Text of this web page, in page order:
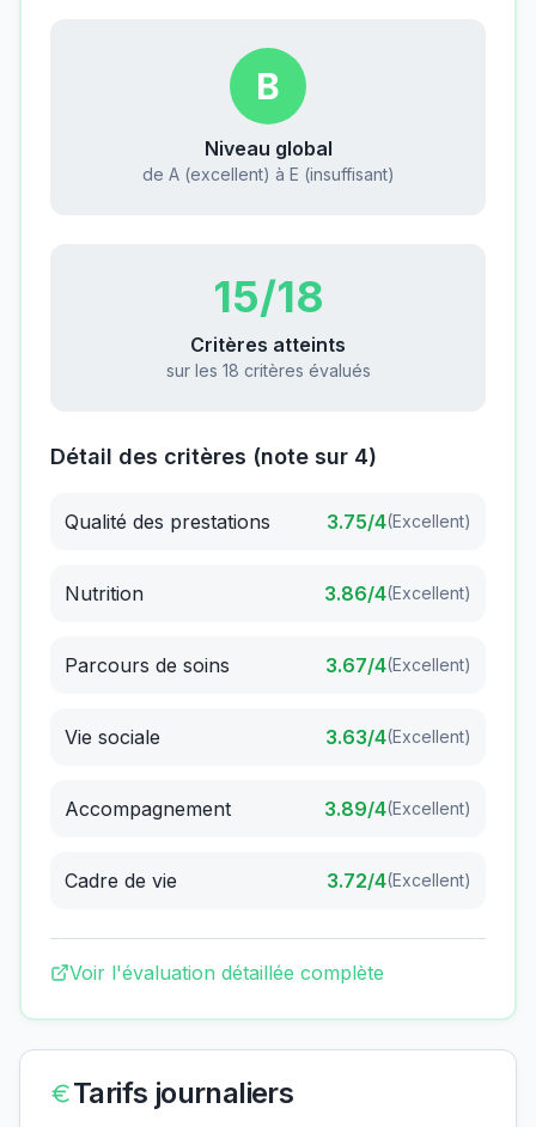
B
Niveau global
de A (excellent) à E (insuffisant)
15/18
Critères atteints
sur les 18 critères évalués
Détail des critères (note sur 4)
Qualité des prestations 3.75/4(Excellent)
Nutrition 3.86/4(Excellent)
Parcours de soins 3.67/4(Excellent)
Vie sociale 3.63/4(Excellent)
Accompagnement 3.89/4(Excellent)
Cadre de vie 3.72/4(Excellent)
Voir l'évaluation détaillée complète
Tarifs journaliers